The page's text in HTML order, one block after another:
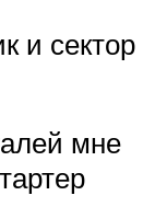
и сектор
мне